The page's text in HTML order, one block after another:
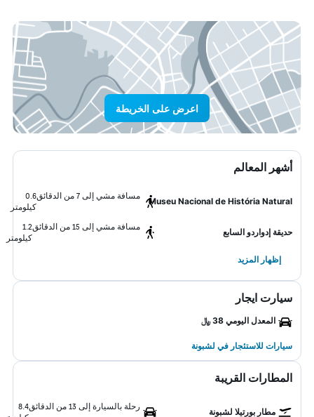
اعرض على الخريطة
أشهر المعالم
Museu Nacional de História Natural
مسافة مشي إلى 7 من الدقائق
0.6
كيلومتر
حديقة إدواردو السابع
مسافة مشي إلى 15 من الدقائق
1.2
كيلومتر
إظهار المزيد
سيارت ايجار
المعدل اليومي 38 ﷼
سيارات للاستئجار في لشبونة
المطارات القريبة
مطار بورتيلا لشبونة
رحلة بالسيارة إلى 13 من الدقائق
8.4